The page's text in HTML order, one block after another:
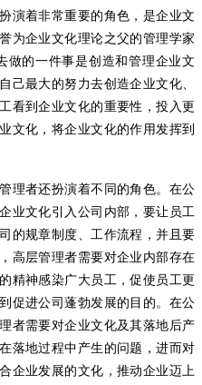
演着非常重要的角色，是企业文
为企业文化理论之父的管理学家
做的一件事是创造和管理企业文
己最大的努力去创造企业文化、
看到企业文化的重要性，投入更
文化，将企业文化的作用发挥到
理者还扮演着不同的角色。在公
业文化引入公司内部，要让员工
的规章制度、工作流程，并且要
高层管理者需要对企业内部存在
精神感染广大员工，促使员工更
促进公司蓬勃发展的目的。在公
者需要对企业文化及其落地后产
落地过程中产生的问题，进而对
企业发展的文化，推动企业迈上